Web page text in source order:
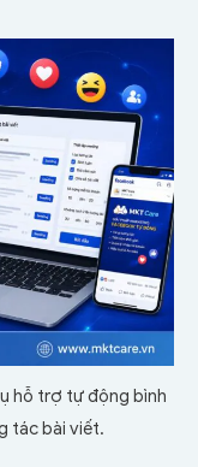
hỗ trợ tự động bình
tác bài viết.